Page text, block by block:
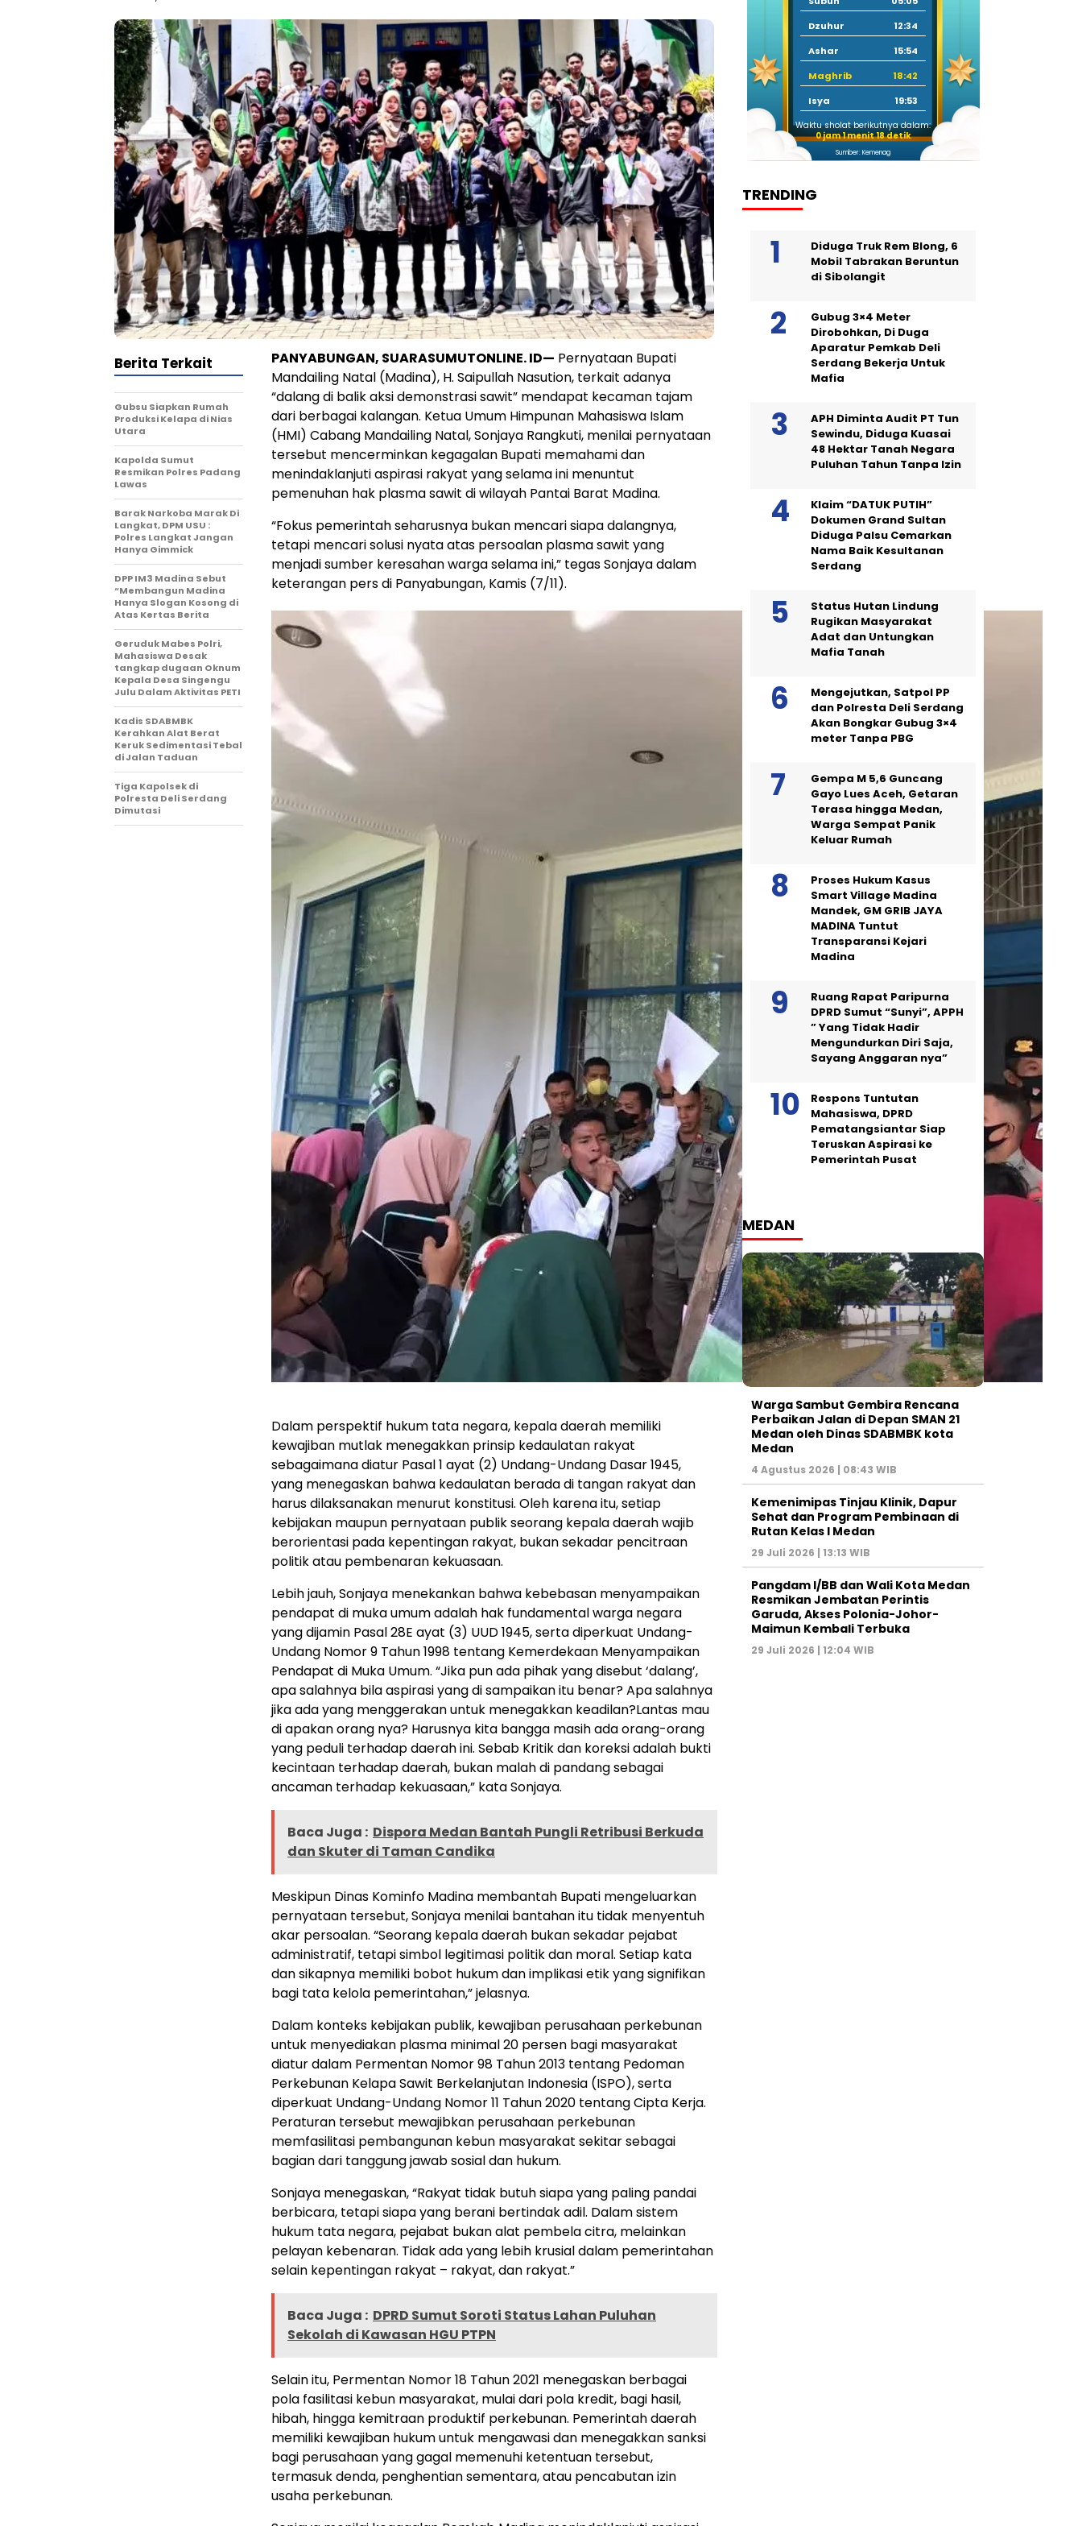
PANYABUNGAN, SUARASUMUTONLINE. ID— Pernyataan Bupati
Mandailing Natal (Madina), H. Saipullah Nasution, terkait adanya
“dalang di balik aksi demonstrasi sawit” mendapat kecaman tajam
dari berbagai kalangan. Ketua Umum Himpunan Mahasiswa Islam
(HMI) Cabang Mandailing Natal, Sonjaya Rangkuti, menilai pernyataan
tersebut mencerminkan kegagalan Bupati memahami dan
menindaklanjuti aspirasi rakyat yang selama ini menuntut
pemenuhan hak plasma sawit di wilayah Pantai Barat Madina.
“Fokus pemerintah seharusnya bukan mencari siapa dalangnya,
tetapi mencari solusi nyata atas persoalan plasma sawit yang
menjadi sumber keresahan warga selama ini,” tegas Sonjaya dalam
keterangan pers di Panyabungan, Kamis (7/11).
Dalam perspektif hukum tata negara, kepala daerah memiliki
kewajiban mutlak menegakkan prinsip kedaulatan rakyat
sebagaimana diatur Pasal 1 ayat (2) Undang-Undang Dasar 1945,
yang menegaskan bahwa kedaulatan berada di tangan rakyat dan
harus dilaksanakan menurut konstitusi. Oleh karena itu, setiap
kebijakan maupun pernyataan publik seorang kepala daerah wajib
berorientasi pada kepentingan rakyat, bukan sekadar pencitraan
politik atau pembenaran kekuasaan.
Lebih jauh, Sonjaya menekankan bahwa kebebasan menyampaikan
pendapat di muka umum adalah hak fundamental warga negara
yang dijamin Pasal 28E ayat (3) UUD 1945, serta diperkuat Undang-
Undang Nomor 9 Tahun 1998 tentang Kemerdekaan Menyampaikan
Pendapat di Muka Umum. “Jika pun ada pihak yang disebut ‘dalang’,
apa salahnya bila aspirasi yang di sampaikan itu benar? Apa salahnya
jika ada yang menggerakan untuk menegakkan keadilan?Lantas mau
di apakan orang nya? Harusnya kita bangga masih ada orang-orang
yang peduli terhadap daerah ini. Sebab Kritik dan koreksi adalah bukti
kecintaan terhadap daerah, bukan malah di pandang sebagai
ancaman terhadap kekuasaan,” kata Sonjaya.
Baca Juga : Dispora Medan Bantah Pungli Retribusi Berkuda
dan Skuter di Taman Candika
Meskipun Dinas Kominfo Madina membantah Bupati mengeluarkan
pernyataan tersebut, Sonjaya menilai bantahan itu tidak menyentuh
akar persoalan. “Seorang kepala daerah bukan sekadar pejabat
administratif, tetapi simbol legitimasi politik dan moral. Setiap kata
dan sikapnya memiliki bobot hukum dan implikasi etik yang signifikan
bagi tata kelola pemerintahan,” jelasnya.
Dalam konteks kebijakan publik, kewajiban perusahaan perkebunan
untuk menyediakan plasma minimal 20 persen bagi masyarakat
diatur dalam Permentan Nomor 98 Tahun 2013 tentang Pedoman
Perkebunan Kelapa Sawit Berkelanjutan Indonesia (ISPO), serta
diperkuat Undang-Undang Nomor 11 Tahun 2020 tentang Cipta Kerja.
Peraturan tersebut mewajibkan perusahaan perkebunan
memfasilitasi pembangunan kebun masyarakat sekitar sebagai
bagian dari tanggung jawab sosial dan hukum.
Sonjaya menegaskan, “Rakyat tidak butuh siapa yang paling pandai
berbicara, tetapi siapa yang berani bertindak adil. Dalam sistem
hukum tata negara, pejabat bukan alat pembela citra, melainkan
pelayan kebenaran. Tidak ada yang lebih krusial dalam pemerintahan
selain kepentingan rakyat – rakyat, dan rakyat.”
Baca Juga : DPRD Sumut Soroti Status Lahan Puluhan
Sekolah di Kawasan HGU PTPN
Selain itu, Permentan Nomor 18 Tahun 2021 menegaskan berbagai
pola fasilitasi kebun masyarakat, mulai dari pola kredit, bagi hasil,
hibah, hingga kemitraan produktif perkebunan. Pemerintah daerah
memiliki kewajiban hukum untuk mengawasi dan menegakkan sanksi
bagi perusahaan yang gagal memenuhi ketentuan tersebut,
termasuk denda, penghentian sementara, atau pencabutan izin
usaha perkebunan.
Berita Terkait
Gubsu Siapkan Rumah
Produksi Kelapa di Nias
Utara
Kapolda Sumut
Resmikan Polres Padang
Lawas
Barak Narkoba Marak Di
Langkat, DPM USU :
Polres Langkat Jangan
Hanya Gimmick
DPP IM3 Madina Sebut
“Membangun Madina
Hanya Slogan Kosong di
Atas Kertas Berita
Geruduk Mabes Polri,
Mahasiswa Desak
tangkap dugaan Oknum
Kepala Desa Singengu
Julu Dalam Aktivitas PETI
Kadis SDABMBK
Kerahkan Alat Berat
Keruk Sedimentasi Tebal
di Jalan Taduan
Tiga Kapolsek di
Polresta Deli Serdang
Dimutasi
Dzuhur
12:34
Ashar
15:54
Maghrib
18:42
Isya
19:53
Waktu sholat berikutnya dalam:
0 jam 1 menit 17 detik
Sumber: Kemenag
TRENDING
Diduga Truk Rem Blong, 6
Mobil Tabrakan Beruntun
di Sibolangit
Gubug 3×4 Meter
Dirobohkan, Di Duga
Aparatur Pemkab Deli
Serdang Bekerja Untuk
Mafia
APH Diminta Audit PT Tun
Sewindu, Diduga Kuasai
48 Hektar Tanah Negara
Puluhan Tahun Tanpa Izin
Klaim “DATUK PUTIH”
Dokumen Grand Sultan
Diduga Palsu Cemarkan
Nama Baik Kesultanan
Serdang
Status Hutan Lindung
Rugikan Masyarakat
Adat dan Untungkan
Mafia Tanah
Mengejutkan, Satpol PP
dan Polresta Deli Serdang
Akan Bongkar Gubug 3×4
meter Tanpa PBG
Gempa M 5,6 Guncang
Gayo Lues Aceh, Getaran
Terasa hingga Medan,
Warga Sempat Panik
Keluar Rumah
Proses Hukum Kasus
Smart Village Madina
Mandek, GM GRIB JAYA
MADINA Tuntut
Transparansi Kejari
Madina
Ruang Rapat Paripurna
DPRD Sumut “Sunyi”, APPH
” Yang Tidak Hadir
Mengundurkan Diri Saja,
Sayang Anggaran nya”
Respons Tuntutan
Mahasiswa, DPRD
Pematangsiantar Siap
Teruskan Aspirasi ke
Pemerintah Pusat
MEDAN
Warga Sambut Gembira Rencana
Perbaikan Jalan di Depan SMAN 21
Medan oleh Dinas SDABMBK kota
Medan
4 Agustus 2026 | 08:43 WIB
Kemenimipas Tinjau Klinik, Dapur
Sehat dan Program Pembinaan di
Rutan Kelas I Medan
29 Juli 2026 | 13:13 WIB
Pangdam I/BB dan Wali Kota Medan
Resmikan Jembatan Perintis
Garuda, Akses Polonia-Johor-
Maimun Kembali Terbuka
29 Juli 2026 | 12:04 WIB